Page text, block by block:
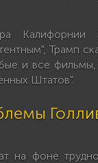
Трамп
и все фильмы,
Штатов".
на фоне